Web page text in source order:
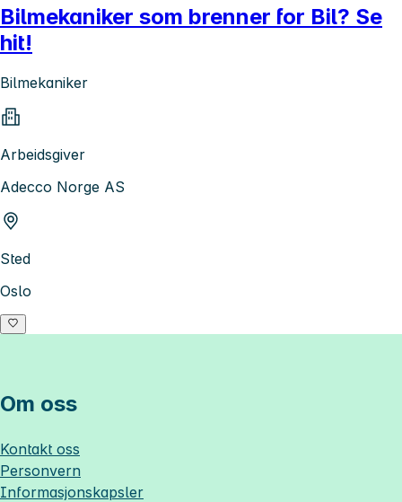
Bilmekaniker som brenner for Bil? Se
hit!
Bilmekaniker
Arbeidsgiver
Adecco Norge AS
Sted
Oslo
Om oss
Kontakt oss
Personvern
Informasjonskapsler